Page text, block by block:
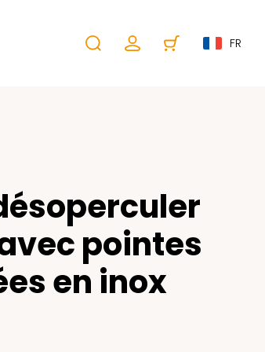
FR
pointes
en inox